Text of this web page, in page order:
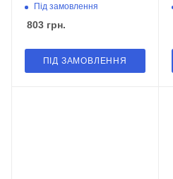
Під замовлення
803 грн.
ПІД ЗАМОВЛЕННЯ